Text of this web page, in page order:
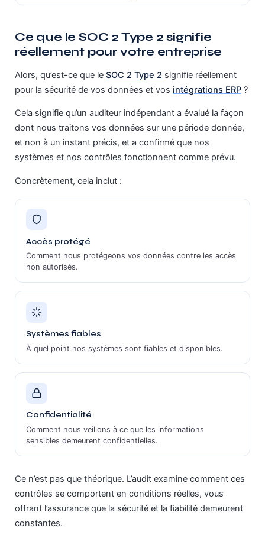
Ce que le SOC 2 Type 2 signifie
réellement pour votre entreprise
Alors, qu’est-ce que le SOC 2 Type 2 signifie réellement
pour la sécurité de vos données et vos intégrations ERP ?
Cela signifie qu’un auditeur indépendant a évalué la façon
dont nous traitons vos données sur une période donnée,
et non à un instant précis, et a confirmé que nos
systèmes et nos contrôles fonctionnent comme prévu.
Concrètement, cela inclut :
Accès protégé
Comment nous protégeons vos données contre les accès
non autorisés.
Systèmes fiables
À quel point nos systèmes sont fiables et disponibles.
Confidentialité
Comment nous veillons à ce que les informations
sensibles demeurent confidentielles.
Ce n’est pas que théorique. L’audit examine comment ces
contrôles se comportent en conditions réelles, vous
offrant l’assurance que la sécurité et la fiabilité demeurent
constantes.